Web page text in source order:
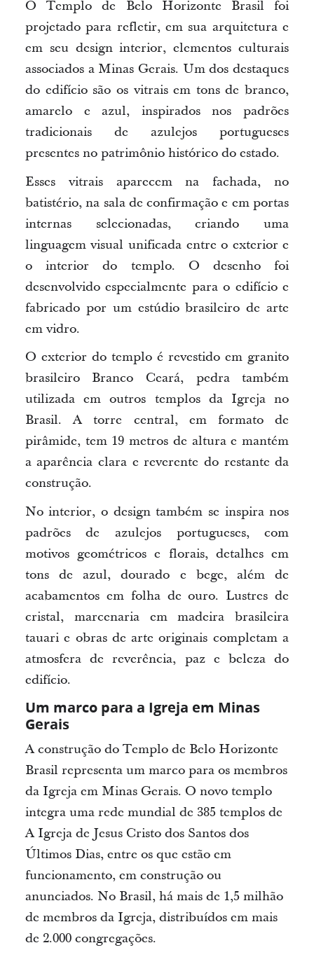
O Templo de Belo Horizonte Brasil foi
projetado para refletir, em sua arquitetura e
em seu design interior, elementos culturais
associados a Minas Gerais. Um dos destaques
do edifício são os vitrais em tons de branco,
amarelo e azul, inspirados nos padrões
tradicionais de azulejos portugueses
presentes no patrimônio histórico do estado.
Esses vitrais aparecem na fachada, no
batistério, na sala de confirmação e em portas
internas selecionadas, criando uma
linguagem visual unificada entre o exterior e
o interior do templo. O desenho foi
desenvolvido especialmente para o edifício e
fabricado por um estúdio brasileiro de arte
em vidro.
O exterior do templo é revestido em granito
brasileiro Branco Ceará, pedra também
utilizada em outros templos da Igreja no
Brasil. A torre central, em formato de
pirâmide, tem 19 metros de altura emantém
aaparência clara e reverente do restante da
construção.
No interior, o design também se inspira nos
padrões de azulejos portugueses, com
motivos geométricos e florais, detalhes em
tons de azul, dourado e bege, além de
acabamentos em folha de ouro. Lustres de
cristal, marcenaria em madeira brasileira
tauari e obras de arte originais completam a
atmosfera de reverência, paz e beleza do
edifício.
Um marco para a Igreja em Minas
Gerais
A construção do Templo de Belo Horizonte
Brasil representa um marco para os membros
da Igreja em Minas Gerais. O novo templo
integra uma rede mundial de 385 templos de
A Igreja de Jesus Cristo dos Santos dos
Últimos Dias, entre os que estão em
funcionamento, em construção ou
anunciados. No Brasil, há mais de 1,5 milhão
de membros da Igreja, distribuídos em mais
de 2.000 congregações.